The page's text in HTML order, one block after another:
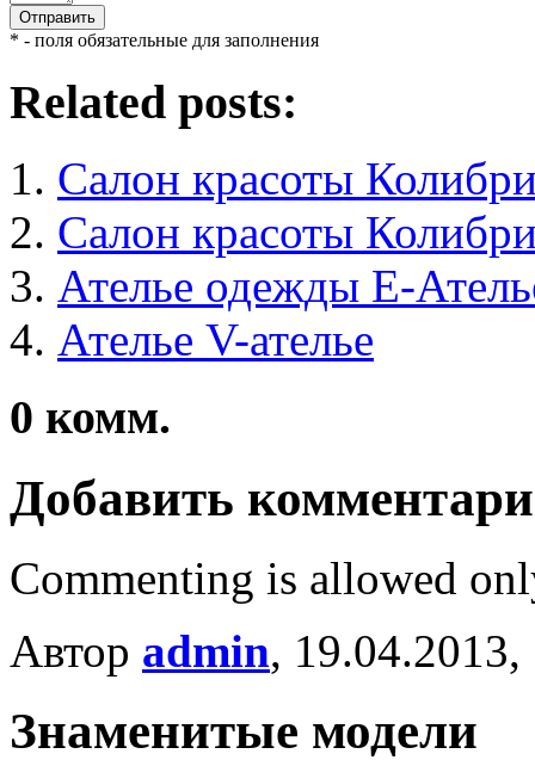
* - поля обязательные для заполнения
Related posts:
Салон красоты
Салон красоты
Ателье одежды Е-
Ателье V-ателье
0 комм.
Добавить
Commenting is allowed
Автор admin,
Знаменитые модели